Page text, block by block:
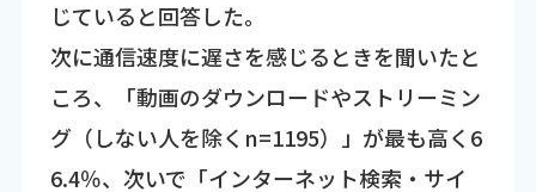
じていると回答した。
次に通信速度に遅さを感じるときを聞いたと
ころ、「動画のダウンロードやストリーミン
グ（しない人を除くn=1195）」が最も高く6
6.4％、次いで「インターネット検索・サイ